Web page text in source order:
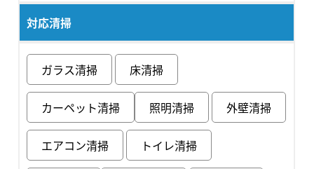
対応清掃
ガラス清掃 床清掃
カーペット清掃 照明清掃 外壁清掃
エアコン清掃 トイレ清掃